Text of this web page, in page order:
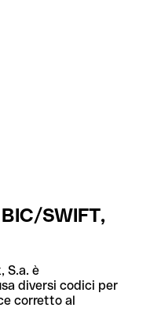
SWIFT,
S.a. è
diversi codici per
corretto al